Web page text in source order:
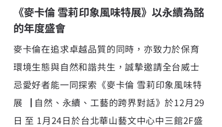
《麥卡倫 雪莉印象風味特展》以永續為酩
的年度盛會
麥卡倫在追求卓越品質的同時，亦致力於保育
環境生態與自然和諧共生，誠摯邀請全台威士
忌愛好者能一同探索《麥卡倫 雪莉印象風味特
展▕ 自然、永續、工藝的跨界對話》於12月29
日 至 1月24日於台北華山藝文中心中三館2F盛